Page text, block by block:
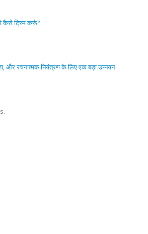
कैसे ट्रिम करूं?
और रचनात्मक नियंत्रण के लिए एक बड़ा उन्नयन